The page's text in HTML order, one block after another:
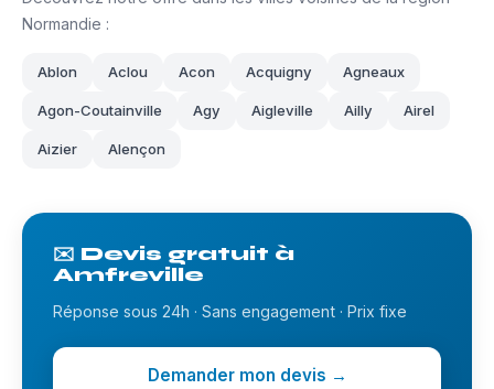
Normandie :
Ablon Aclou Acon Acquigny Agneaux
Agon-Coutainville Agy Aigleville Ailly Airel
Aizier Alençon
✉️ Devis gratuit à
Amfreville
Réponse sous 24h · Sans engagement · Prix fixe
Demander mon devis →